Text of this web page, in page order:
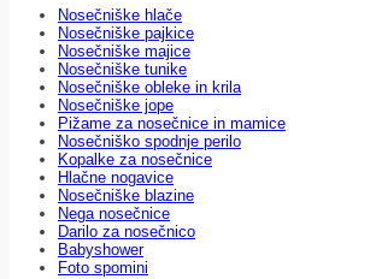
Nosečniške hlače
Nosečniške pajkice
Nosečniške majice
Nosečniške tunike
Nosečniške obleke in krila
Nosečniške jope
Pižame za nosečnice in mamice
Nosečniško spodnje perilo
Kopalke za nosečnice
Hlačne nogavice
Nosečniške blazine
Nega nosečnice
Darilo za nosečnico
Babyshower
Foto spomini